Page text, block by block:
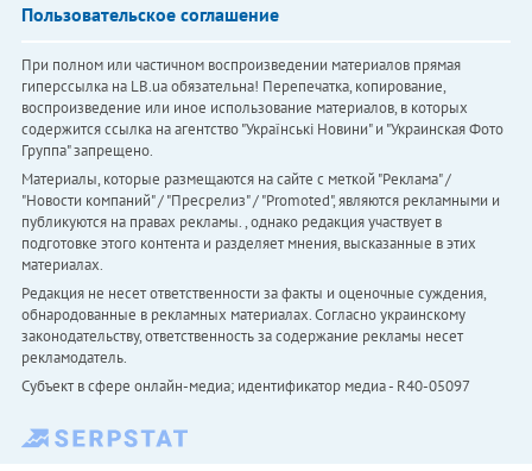
Пользовательское соглашение
При полном или частичном воспроизведении материалов прямая
гиперссылка на LB.ua обязательна! Перепечатка, копирование,
воспроизведение или иное использование материалов, в которых
содержится ссылка на агентство "Українськi Новини" и "Украинская Фото
Группа" запрещено.
Материалы, которые размещаются на сайте с меткой "Реклама" /
"Новости компаний" / "Пресрелиз" / "Promoted", являются рекламными и
публикуются на правах рекламы. , однако редакция участвует в
подготовке этого контента и разделяет мнения, высказанные в этих
материалах.
Редакция не несет ответственности за факты и оценочные суждения,
обнародованные в рекламных материалах. Согласно украинскому
законодательству, ответственность за содержание рекламы несет
рекламодатель.
Субъект в сфере онлайн-медиа; идентификатор медиа - R40-05097